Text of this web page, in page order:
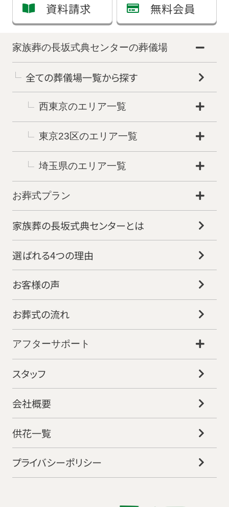
資料請求 無料会員
家族葬の長坂式典センターの葬儀場
全ての葬儀場一覧から探す
西東京のエリア一覧
東京23区のエリア一覧
埼玉県のエリア一覧
お葬式プラン
家族葬の長坂式典センターとは
選ばれる4つの理由
お客様の声
お葬式の流れ
アフターサポート
スタッフ
会社概要
供花一覧
プライバシーポリシー